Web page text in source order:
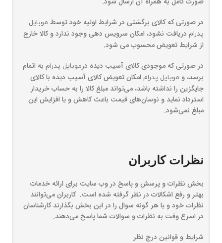
در صورتی که کالای برگشتی در شرایط اولیه خود توسط موبایل
پدرام دریافت نشود، امکان سرویس دهی وجود ندارد و کالا خارج
از شرایط تعویض محسوب می شود.
در صورتی که موجودی کالای آسیب دیده درموبایل پدرام به اتمام
برسد، و موبایل پدرام امکان تعویض کالای آسیب دیده با کالای
جایگزین را نداشته باشد، می‌تواند مبلغ کالا را به حساب خریدار
استرداد نماید و نوسان‏‌های قیمت باعث کاهش و یا افزایش این
مبلغ نمی‌‏شود.
نظرات کاربران
بخش نظرات و پرسش و پاسخ در وب سایت برای ارائه خدمات
بهتر و رفع اشکالات در نظر گرفته شده است. کاربران می‌توانند
نظرات خود و یا هر گونه سوال را در این بخش بگذارند کارشناسان
در اسرع وقت به نظرات و سوالات شما پاسخ می‌دهند.
شرایط و قوانین درج نظر